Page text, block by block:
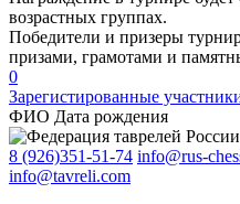
возрастных группах.
Победители и призеры
призами, грамотами и
0
Зарегистированные
ФИО Дата рождения
8 (926)351-51-74 info@rus-
info@tavreli.com